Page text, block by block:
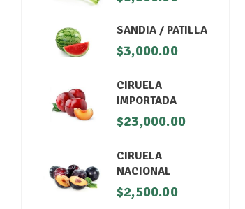
SANDIA / PATILLA
$3,000.00
CIRUELA
IMPORTADA
$23,000.00
CIRUELA
NACIONAL
$2,500.00